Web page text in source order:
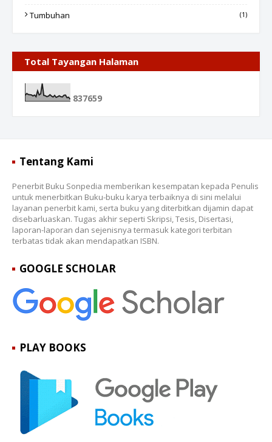
Tumbuhan (1)
Total Tayangan Halaman
837659
Tentang Kami
Penerbit Buku Sonpedia memberikan kesempatan kepada Penulis
untuk menerbitkan Buku-buku karya terbaiknya di sini melalui
layanan penerbit kami, serta buku yang diterbitkan dijamin dapat
disebarluaskan. Tugas akhir seperti Skripsi, Tesis, Disertasi,
laporan-laporan dan sejenisnya termasuk kategori terbitan
terbatas tidak akan mendapatkan ISBN.
GOOGLE SCHOLAR
PLAY BOOKS